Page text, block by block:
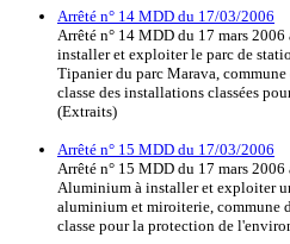
Arrêté n° 14 MDD du 17/03/2006
Arrêté n° 14 MDD du 17 mars
installer et exploiter le parc de
Tipanier du parc Marava,
classe des installations classées
(Extraits)
Arrêté n° 15 MDD du 17/03/2006
Arrêté n° 15 MDD du 17 mars
Aluminium à installer et exploiter
aluminium et miroiterie, commune
classe pour la protection de